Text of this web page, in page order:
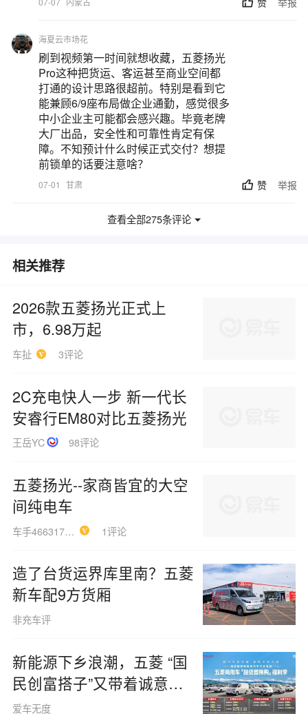
海夏云市场花
刷到视频第一时间就想收藏，五菱扬光
Pro这种把货运、客运甚至商业空间都
打通的设计思路很超前。特别是看到它
能兼顾6/9座布局做企业通勤，感觉很多
中小企业主可能都会感兴趣。毕竟老牌
大厂出品，安全性和可靠性肯定有保
障。不知预计什么时候正式交付？想提
前锁单的话要注意啥？
07-01 甘肃 赞 举报
查看全部275条评论
相关推荐
2026款五菱扬光正式上
市，6.98万起
车扯 3评论
2C充电快人一步 新一代长
安睿行EM80对比五菱扬光
王岳YC 98评论
五菱扬光--家商皆宜的大空
间纯电车
车手46631708KE 1评论
造了台货运界库里南？五菱
新车配9方货厢
非充车评
新能源下乡浪潮，五菱 “国
民创富搭子”又带着诚意来
了
爱车无度